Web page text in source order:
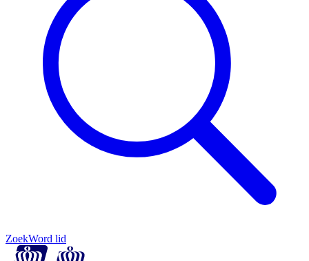
ZoekWord lid